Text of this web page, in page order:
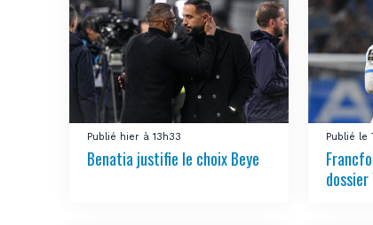
Publié hier à 13h33
Benatia justifie le choix Beye
Publié le
dossier